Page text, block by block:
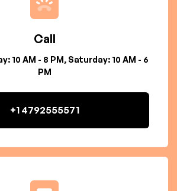
Call
10 AM - 8 PM, Saturday: 10 AM - 6
PM
+1 4792555571